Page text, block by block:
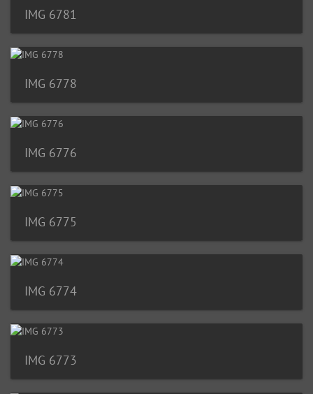
IMG 6781
IMG 6778
IMG 6776
IMG 6775
IMG 6774
IMG 6773